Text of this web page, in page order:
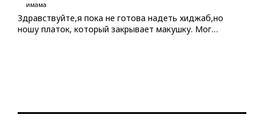
имама
Здравствуйте,я пока не готова надеть хиджаб,но
ношу платок, который закрывает макушку. Мог…